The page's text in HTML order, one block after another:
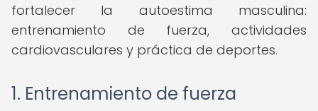
fortalecer la autoestima masculina:
entrenamiento de fuerza, actividades
cardiovasculares y práctica de deportes.
1. Entrenamiento de fuerza